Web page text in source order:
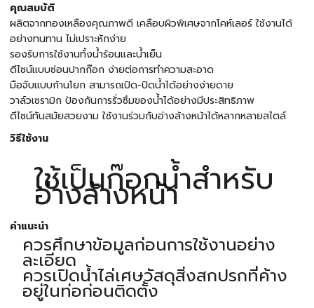
คุณสมบัติ
ผลิตจากทองเหลืองคุณภาพดี เคลือบผิวพิเศษจากโคห์เลอร์ ใช้งานได้
อย่างทนทาน ไม่เปราะหักง่าย
รองรับการใช้งานทั้งน้ำร้อนและน้ำเย็น
ดีไซน์แบบซ่อนปากก๊อก ง่ายต่อการทำความสะอาด
มือจับแบบก้านโยก สามารถเปิด-ปิดน้ำได้อย่างง่ายดาย
วาล์วเซรามิก ป้องกันการรั่วซึมของน้ำได้อย่างมีประสิทธิภาพ
ดีไซน์ทันสมัยสวยงาม ใช้งานร่วมกับอ่างล้างหน้าได้หลากหลายสไตล์
วิธีใช้งาน
ใช้เป็นก๊อกน้ำสำหรับ
อ่างล้างหน้า
คำแนะนำ
ควรศึกษาข้อมูลก่อนการใช้งานอย่าง
ละเอียด
ควรเปิดน้ำไล่เศษวัสดุสิ่งสกปรกที่ค้าง
อยู่ในท่อก่อนติดตั้ง